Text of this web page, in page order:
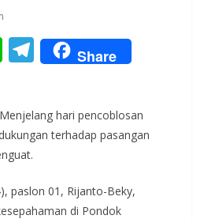
Li T
el
gr
a
Share
hari pencoblosan
terhadap pasangan
paslon 01, Rijanto-Beky,
di Pondok